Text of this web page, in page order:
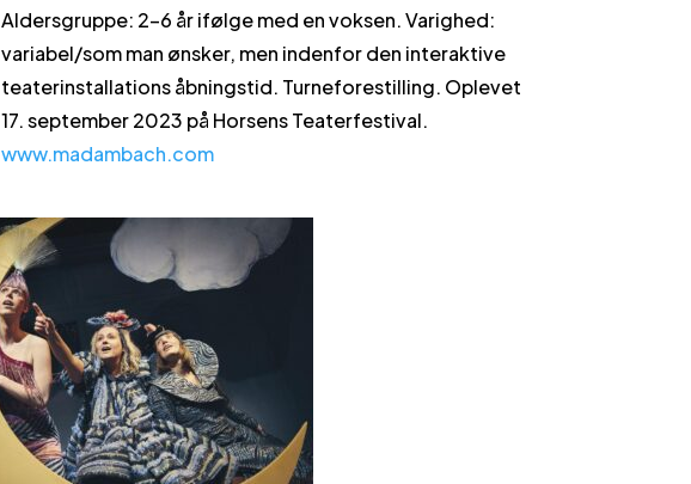
Aldersgruppe: 2-6 år ifølge med en voksen. Varighed:
variabel/som man ønsker, men indenfor den interaktive
teaterinstallations åbningstid. Turneforestilling. Oplevet
17. september 2023 på Horsens Teaterfestival.
www.madambach.com